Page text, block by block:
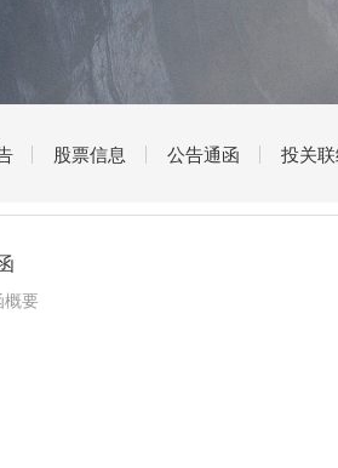
股票信息 公告通函 投关
概要